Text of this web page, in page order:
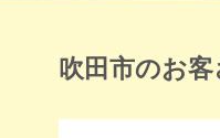
吹田市のお客